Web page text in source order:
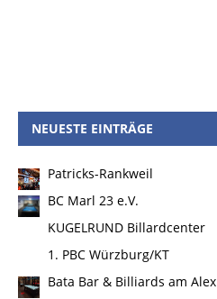
NEUESTE EINTRÄGE
Patricks-Rankweil
BC Marl 23 e.V.
KUGELRUND Billardcenter
1. PBC Würzburg/KT
Bata Bar & Billiards am Alex